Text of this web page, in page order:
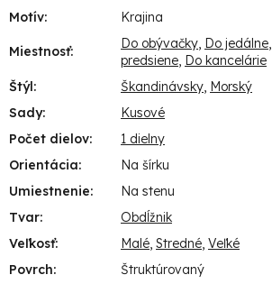
Motív: Krajina
Miestnosť: Do obývačky, Do jedálne,
predsiene, Do kancelárie
Štýl: Škandinávsky, Morský
Sady:
Kusové
Počet dielov:
1 dielny
Orientácia:
Na šírku
Umiestnenie:
Na stenu
Tvar:
Obdĺžnik
Veľkosť: Malé, Stredné, Veľké
Povrch: Štruktúrovaný